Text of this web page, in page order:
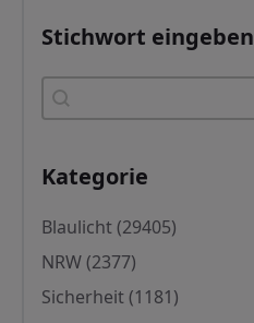
Stichwort eingeben
Stichwort eingeben
Stichwort eingeben
Kategorie
Kategorie
Blaulicht(29405)
NRW(2377)
Sicherheit(1181)